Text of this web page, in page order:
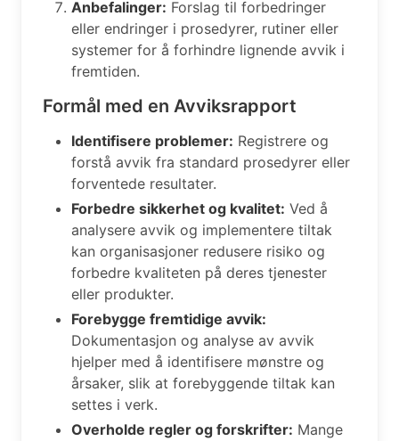
Anbefalinger: Forslag til forbedringer
eller endringer i prosedyrer, rutiner eller
systemer for å forhindre lignende avvik i
fremtiden.
Formål med en Avviksrapport
Identifisere problemer: Registrere og
forstå avvik fra standard prosedyrer eller
forventede resultater.
Forbedre sikkerhet og kvalitet: Ved å
analysere avvik og implementere tiltak
kan organisasjoner redusere risiko og
forbedre kvaliteten på deres tjenester
eller produkter.
Forebygge fremtidige avvik:
Dokumentasjon og analyse av avvik
hjelper med å identifisere mønstre og
årsaker, slik at forebyggende tiltak kan
settes i verk.
Overholde regler og forskrifter: Mange